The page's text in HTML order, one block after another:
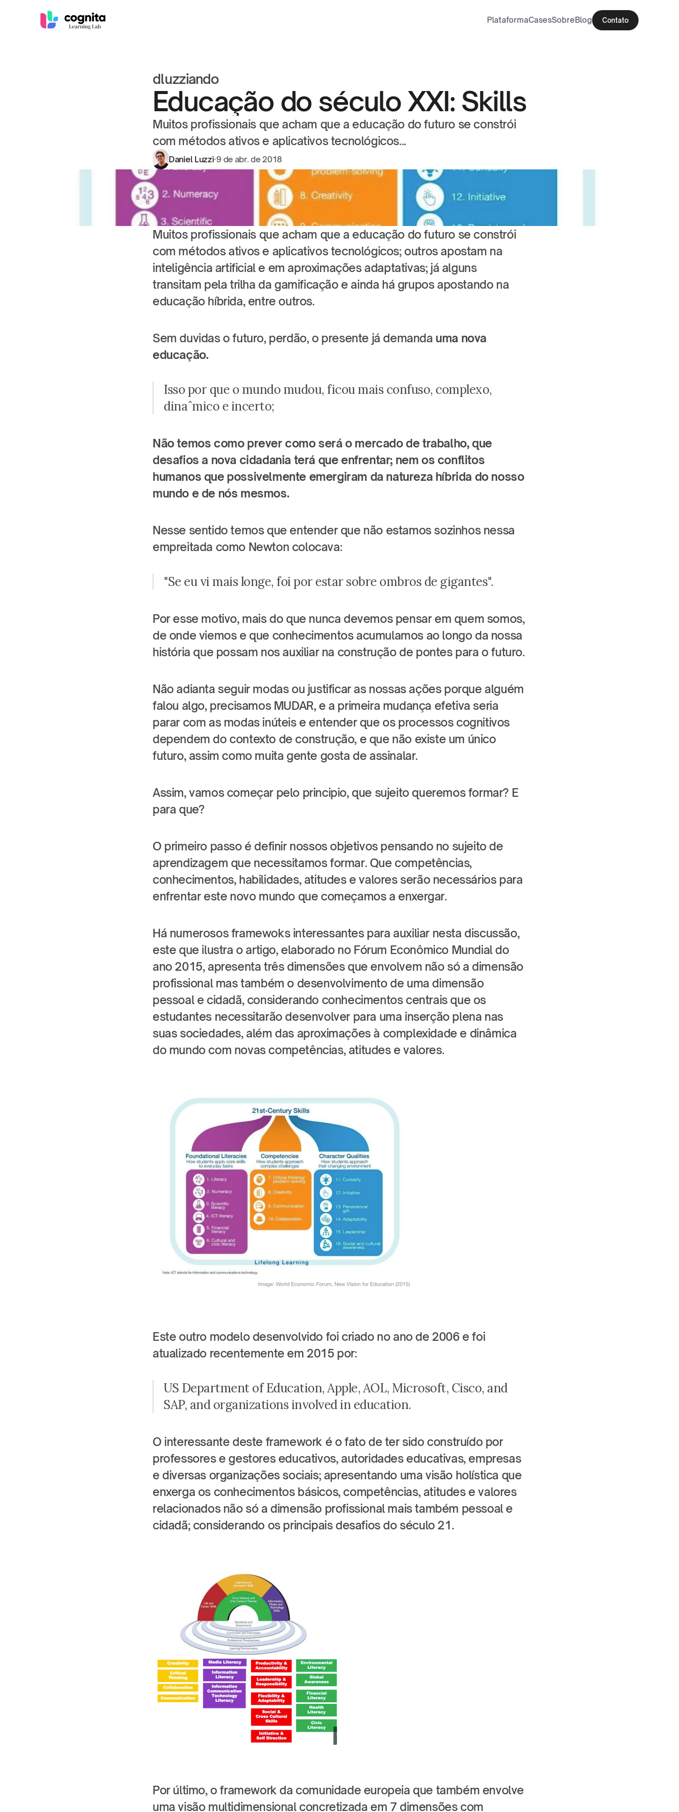
PlataformaCasesSobreBlog Contato
dluzziando
Educação do século XXI: Skills
Muitos profissionais que acham que a educação do futuro se constrói
com métodos ativos e aplicativos tecnológicos...
Daniel Luzzi·9 de abr. de 2018
Muitos profissionais que acham que a educação do futuro se constrói
com métodos ativos e aplicativos tecnológicos; outros apostam na
inteligência artificial e em aproximações adaptativas; já alguns
transitam pela trilha da gamificação e ainda há grupos apostando na
educação híbrida, entre outros.
Sem duvidas o futuro, perdão, o presente já demanda uma nova
educação.
Isso por que o mundo mudou, ficou mais confuso, complexo,
dinâmico e incerto;
Não temos como prever como será o mercado de trabalho, que
desafios a nova cidadania terá que enfrentar; nem os conflitos
humanos que possivelmente emergiram da natureza híbrida do nosso
mundo e de nós mesmos.
Nesse sentido temos que entender que não estamos sozinhos nessa
empreitada como Newton colocava:
"Se eu vi mais longe, foi por estar sobre ombros de gigantes".
Por esse motivo, mais do que nunca devemos pensar em quem somos,
de onde viemos e que conhecimentos acumulamos ao longo da nossa
história que possam nos auxiliar na construção de pontes para o futuro.
Não adianta seguir modas ou justificar as nossas ações porque alguém
falou algo, precisamos MUDAR, e a primeira mudança efetiva seria
parar com as modas inúteis e entender que os processos cognitivos
dependem do contexto de construção, e que não existe um único
futuro, assim como muita gente gosta de assinalar.
Assim, vamos começar pelo principio, que sujeito queremos formar? E
para que?
O primeiro passo é definir nossos objetivos pensando no sujeito de
aprendizagem que necessitamos formar. Que competências,
conhecimentos, habilidades, atitudes e valores serão necessários para
enfrentar este novo mundo que começamos a enxergar.
Há numerosos framewoks interessantes para auxiliar nesta discussão,
este que ilustra o artigo, elaborado no Fórum Econômico Mundial do
ano 2015, apresenta três dimensões que envolvem não só a dimensão
profissional mas também o desenvolvimento de uma dimensão
pessoal e cidadã, considerando conhecimentos centrais que os
estudantes necessitarão desenvolver para uma inserção plena nas
suas sociedades, além das aproximações à complexidade e dinâmica
do mundo com novas competências, atitudes e valores.
Este outro modelo desenvolvido foi criado no ano de 2006 e foi
atualizado recentemente em 2015 por:
US Department of Education, Apple, AOL, Microsoft, Cisco, and
SAP, and organizations involved in education.
O interessante deste framework é o fato de ter sido construído por
professores e gestores educativos, autoridades educativas, empresas
e diversas organizações sociais; apresentando uma visão holística que
enxerga os conhecimentos básicos, competências, atitudes e valores
relacionados não só a dimensão profissional mais também pessoal e
cidadã; considerando os principais desafios do século 21.
Por último, o framework da comunidade europeia que também envolve
uma visão multidimensional concretizada em 7 dimensões com